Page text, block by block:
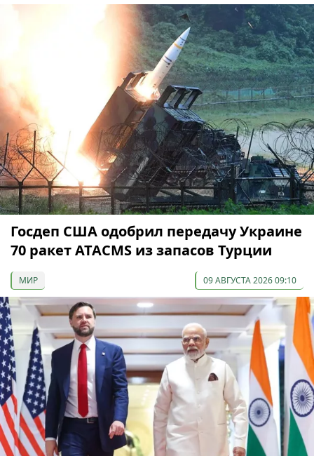
Госдеп США одобрил передачу Украине
70 ракет ATACMS из запасов Турции
МИР 09 АВГУСТА 2026 09:10